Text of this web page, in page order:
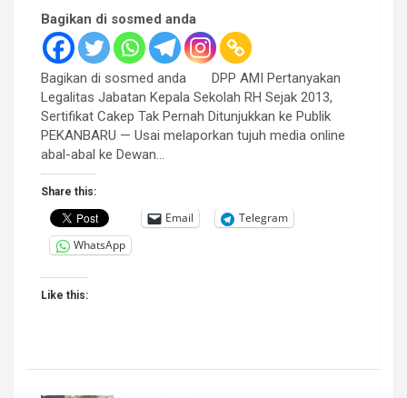
Bagikan di sosmed anda
Bagikan di sosmed anda DPP AMI Pertanyakan
Legalitas Jabatan Kepala Sekolah RH Sejak 2013,
Sertifikat Cakep Tak Pernah Ditunjukkan ke Publik
PEKANBARU — Usai melaporkan tujuh media online
abal-abal ke Dewan…
Share this:
Email
Telegram
WhatsApp
Like this: